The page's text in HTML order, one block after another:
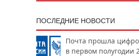
ПОСЛЕДНИЕ НОВОСТИ
Почта прошла
в первом полугодии